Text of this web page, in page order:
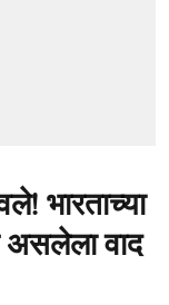
भारताच्या
असलेला वाद